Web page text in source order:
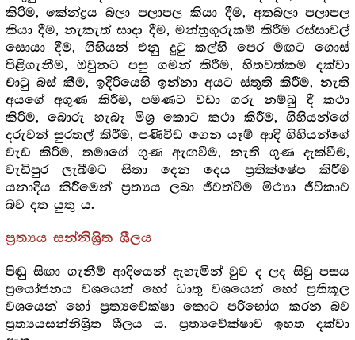
කිරීම, කේන්ද්‍ර‍ය බලා පලාපල කියා දීම, අතබලා පලාපල
කියා දීම, නැකැත් සාදා දීම, මන්ත්‍ර‍ගුරුකම් කිරීම රස්සාවල්
සොයා දීම, ගිහියන් එනු දුටු කල්හි පෙර මඟට ගොස්
පිළිගැනීම, ඔවුනට පසු ගමන් කිරීම, හිතවත්කම දක්වා
චාටු බස් කීම, ඉදිරියෙහි ඉන්නා අයට ස්තුති කිරීම, නැති
අයගේ අගුණ කිරීම, පමණට වඩා ගරු නම්බු දී කථා
කිරීම, බොරු හැබෑ මිශ්‍ර‍ කොට කථා කිරීම, ගිහියන්ගේ
දරුවන් සුරතල් කිරීම, පණිවිඩ ගෙන යෑම් ආදි ගිහියන්ගේ
වැඩ කිරීම, තමාගේ ගුණ ඇඟවීම, නැති ගුණ දැක්වීම,
වැඩිපුර ලැබීමට සිතා දෙන දෙය ප්‍ර‍තික්ෂේප කිරීම
යනාදිය කිරීමෙන් ප්‍ර‍ත්‍යය ලබා ජීවත්වීම මිථ්‍යා ජීවිකාව
බව දත යුතු ය.
ප්‍ර‍ත්‍යය සන්නිශ්‍රිත ශීලය
පිඬු සිඟා ගැනීම් ආදියෙන් දැහැමින් වුව ද ලද සිවු පසය
ප්‍රයෝජනය වශයෙන් හෝ ධාතු වශයෙන් හෝ ප්‍ර‍තිකූල
වශයෙන් හෝ ප්‍ර‍ත්‍යවේක්ෂා කොට පරිභෝග කරන බව
ප්‍ර‍ත්‍යයසන්නිශ්‍රිත ශීලය ය. ප්‍ර‍ත්‍යවේක්ෂාව ඉහත දක්වා